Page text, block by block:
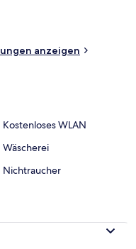
Bad
Zur
es 4 und zur Station
anzeigen
Kostenloses WLAN
Wäscherei
Nichtraucher